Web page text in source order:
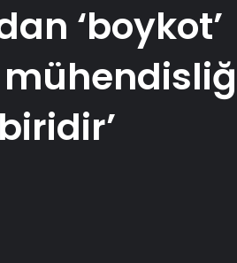
‘boykot’